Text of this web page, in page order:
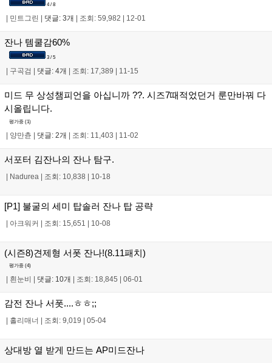
4 / 8
민트그린 댓글: 3개 조회: 59,982 12-01
잔나 템쿨감60%
3 / 5
구곡검 댓글: 4개 조회: 17,389 11-15
미드 무 상성챔피언을 아십니까 ??. 시즈7때적었던거 룬만바꿔 다
시올립니다.
평가중 (1)
| 양만츈 | 댓글: 2개 | 조회: 11,403 | 11-02
서포터 김잔나의 잔나 탐구.
| Nadurea | 조회: 10,838 | 10-18
[P1] 불굴의 세미 탑솔러 잔나 탑 공략
| 아크워커 | 조회: 15,651 | 10-08
(시즌8)견제형 서폿 잔나!(8.11패치)
평가중 (4)
흰눈비 댓글: 10개 조회: 18,845 06-01
감전 잔나 서폿....ㅎㅎ;;
홀리매너 조회: 9,019 05-04
상대방 열 받게 만드는 AP미드잔나